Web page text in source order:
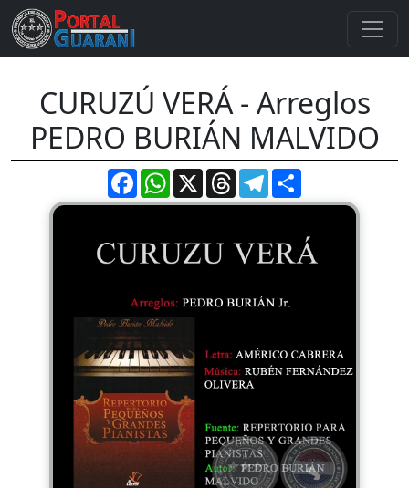
CURUZÚ VERÁ - Arreglos
PEDRO BURIÁN MALVIDO
FacebookWhatsApp
X ThreadsTelegram